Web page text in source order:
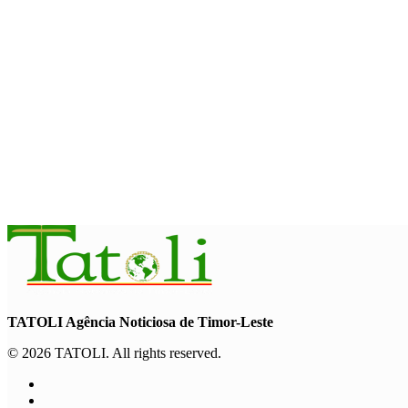
TATOLI Agência Noticiosa de Timor-Leste
© 2026 TATOLI. All rights reserved.